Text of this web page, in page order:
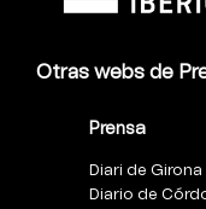
Otras webs de
Prensa
Diari de Girona
Diario de